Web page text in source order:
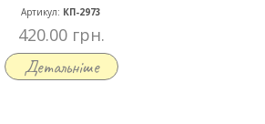
Артикул: КП-2973
420.00 грн.
Детальніше